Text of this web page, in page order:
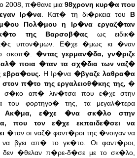
2008, π�θανε μια98χρονη κυρ�α που
Ιρ�να. Κατ� τη δι�ρκεια του Β
Πολ�μου η Ιρ�να εργαζ�ταν
της Βαρσοβ�ας ως ειδικ�
υπον�μων. Ε�χε �μως κι �ναν
σκοπ�. �ντας γερμαν�δα, γν�ριζε
ποια �ταν τα σχ�δια των ναζ�
εβρα�ους. Η Ιρ�να �βγαζε λαθρα�α
π�το της εργαλειοθ�κης της, �
απ� λιν�τσα που ε�χε στην
του φορτηγο� της, τα μεγαλ�τερα
Ακ�μα, ε�χε �να σκ�λο στην
που τον ε�χε εκπαιδε�σει να
�ταν οι ναζ� φαντ�ροι της �νοιγαν να
βγει απ� το γκ�το. Οι φαντ�ροι,
δεν �θελαν π�ρε-δ�σε με το σκ�λο,